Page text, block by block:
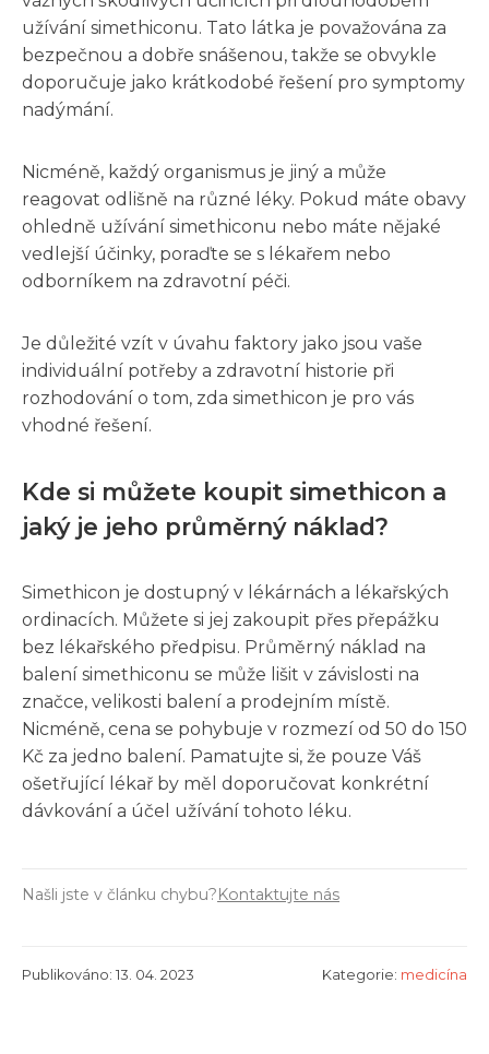
užívání simethiconu. Tato látka je považována za
bezpečnou a dobře snášenou, takže se obvykle
doporučuje jako krátkodobé řešení pro symptomy
nadýmání.
Nicméně, každý organismus je jiný a může
reagovat odlišně na různé léky. Pokud máte obavy
ohledně užívání simethiconu nebo máte nějaké
vedlejší účinky, poraďte se s lékařem nebo
odborníkem na zdravotní péči.
Je důležité vzít v úvahu faktory jako jsou vaše
individuální potřeby a zdravotní historie při
rozhodování o tom, zda simethicon je pro vás
vhodné řešení.
Kde si můžete koupit simethicon a
jaký je jeho průměrný náklad?
Simethicon je dostupný v lékárnách a lékařských
ordinacích. Můžete si jej zakoupit přes přepážku
bez lékařského předpisu. Průměrný náklad na
balení simethiconu se může lišit v závislosti na
značce, velikosti balení a prodejním místě.
Nicméně, cena se pohybuje v rozmezí od 50 do 150
Kč za jedno balení. Pamatujte si, že pouze Váš
ošetřující lékař by měl doporučovat konkrétní
dávkování a účel užívání tohoto léku.
Našli jste v článku chybu?Kontaktujte nás
Publikováno: 13. 04. 2023 Kategorie: medicína